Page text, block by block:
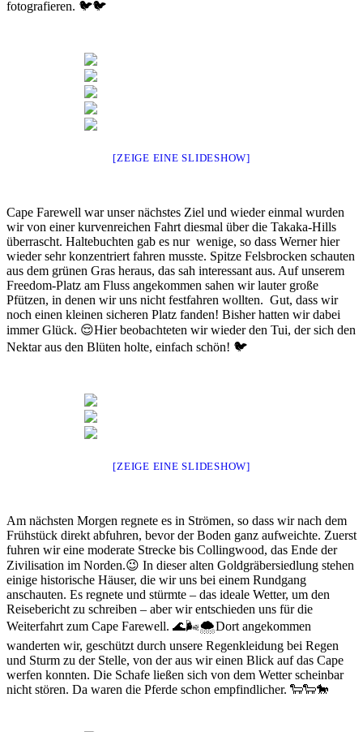
fotografieren. 🐦🐦
[ZEIGE EINE SLIDESHOW]
Cape Farewell war unser nächstes Ziel und wieder einmal wurden
wir von einer kurvenreichen Fahrt diesmal über die Takaka-Hills
überrascht. Haltebuchten gab es nur wenige, so dass Werner hier
wieder sehr konzentriert fahren musste. Spitze Felsbrocken schauten
aus dem grünen Gras heraus, das sah interessant aus. Auf unserem
Freedom-Platz am Fluss angekommen sahen wir lauter große
Pfützen, in denen wir uns nicht festfahren wollten. Gut, dass wir
noch einen kleinen sicheren Platz fanden! Bisher hatten wir dabei
immer Glück. 😌Hier beobachteten wir wieder den Tui, der sich den
Nektar aus den Blüten holte, einfach schön! 🐦
[ZEIGE EINE SLIDESHOW]
Am nächsten Morgen regnete es in Strömen, so dass wir nach dem
Frühstück direkt abfuhren, bevor der Boden ganz aufweichte. Zuerst
fuhren wir eine moderate Strecke bis Collingwood, das Ende der
Zivilisation im Norden.😉 In dieser alten Goldgräbersiedlung stehen
einige historische Häuser, die wir uns bei einem Rundgang
anschauten. Es regnete und stürmte – das ideale Wetter, um den
Reisebericht zu schreiben – aber wir entschieden uns für die
Weiterfahrt zum Cape Farewell. 🌊🌬🌨Dort angekommen
wanderten wir, geschützt durch unsere Regenkleidung bei Regen
und Sturm zu der Stelle, von der aus wir einen Blick auf das Cape
werfen konnten. Die Schafe ließen sich von dem Wetter scheinbar
nicht stören. Da waren die Pferde schon empfindlicher. 🐑🐑🐎